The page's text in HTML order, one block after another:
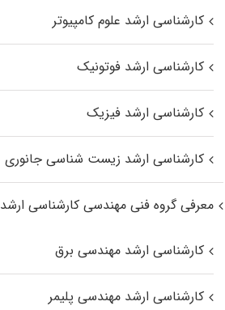
کارشناسی ارشد علوم کامپیوتر
کارشناسی ارشد فوتونیک
کارشناسی ارشد فیزیک
کارشناسی ارشد زیست‌ شناسی جانوری
معرفی گروه فنی مهندسی کارشناسی ارشد
کارشناسی ارشد مهندسی برق
کارشناسی ارشد مهندسی پلیمر